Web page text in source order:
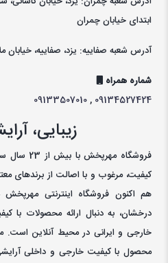
ابتدای خیابان چمران
آدرس شعبه صفاییه: یزد، صفاییه، خیابان
شماره همراه
09133507010, 09134527424
زیبایی،
فروشگاه
کيفيت، مرغوب و با اصالت از برندهای
هم اکنون فروشگاه اینترنتی
درخشان، به دنبال ارائه محصولات با
خارجی و ايرانی در محيط آنلاين است.
محصول با کيفيت خارجی و داخلی